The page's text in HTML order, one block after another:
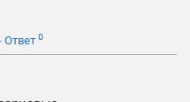
Ответ 0